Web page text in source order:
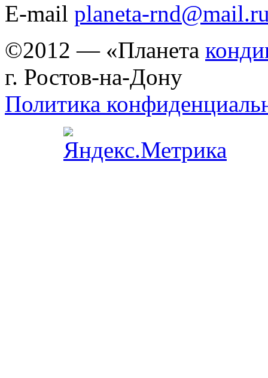
E-mail planeta-
©2012 — «Планета
г. Ростов-на-Дону
Политика